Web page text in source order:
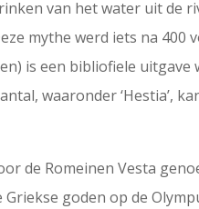
van het water uit
mythe werd iets na 400
is een bibliofiele
waaronder ‘Hestia’,
de Romeinen Vesta
goden op de